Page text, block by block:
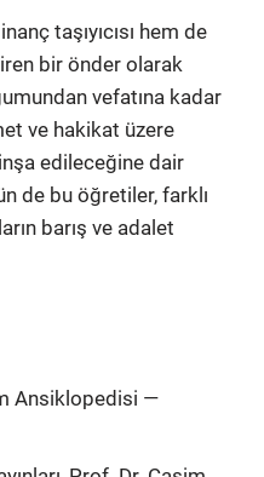
taşıyıcısı hem de
bir önder olarak
vefatına kadar
ve hakikat üzere
edileceğine dair
de bu öğretiler, farklı
barış ve adalet
Ansiklopedisi —